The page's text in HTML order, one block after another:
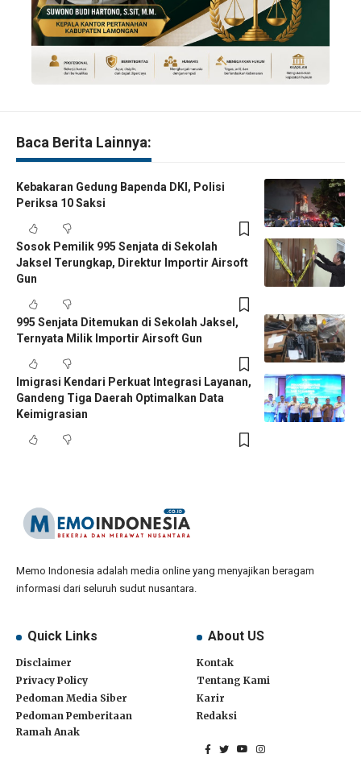
Baca Berita Lainnya:
Kebakaran Gedung Bapenda DKI, Polisi
Periksa 10 Saksi
Sosok Pemilik 995 Senjata di Sekolah
Jaksel Terungkap, Direktur Importir Airsoft
Gun
995 Senjata Ditemukan di Sekolah Jaksel,
Ternyata Milik Importir Airsoft Gun
Imigrasi Kendari Perkuat Integrasi Layanan,
Gandeng Tiga Daerah Optimalkan Data
Keimigrasian
Memo Indonesia adalah media online yang menyajikan beragam
informasi dari seluruh sudut nusantara.
Quick Links
Disclaimer
Privacy Policy
Pedoman Media Siber
Pedoman Pemberitaan
Ramah Anak
About US
Kontak
Tentang Kami
Karir
Redaksi